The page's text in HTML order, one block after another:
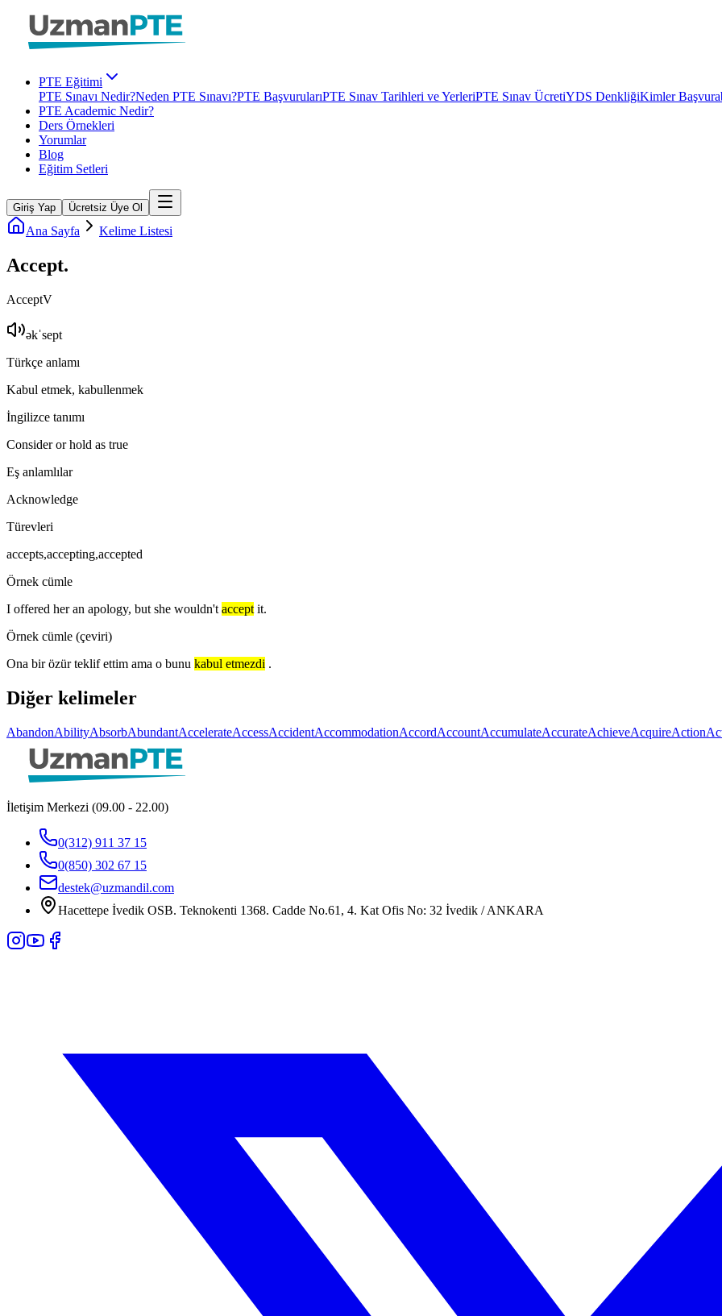
PTE Eğitimi
PTE Sınavı Nedir?Neden PTE Sınavı?PTE BaşvurularıPTE Sınav Tarihleri ve YerleriPTE Sınav ÜcretiYDS DenkliğiKimler
PTE Academic Nedir?
Ders Örnekleri
Yorumlar
Blog
Eğitim Setleri
Giriş Yap Ücretsiz Üye Ol
Ana Sayfa Kelime Listesi
Accept.
AcceptV
əkˈsept
Türkçe anlamı
Kabul etmek, kabullenmek
İngilizce tanımı
Consider or hold as true
Eş anlamlılar
Acknowledge
Türevleri
accepts,accepting,accepted
Örnek cümle
I offered her an apology, but she wouldn't accept it.
Örnek cümle (çeviri)
Ona bir özür teklif ettim ama o bunu kabul etmezdi .
Diğer kelimeler
AbandonAbilityAbsorbAbundantAccelerateAccessAccidentAccommodationAccordAccountAccumulateAccurateAchieveAcquireAction
İletişim Merkezi (09.00 - 22.00)
0(312) 911 37 15
0(850) 302 67 15
destek@uzmandil.com
Hacettepe İvedik OSB. Teknokenti 1368. Cadde No.61, 4. Kat Ofis No: 32 İvedik / ANKARA